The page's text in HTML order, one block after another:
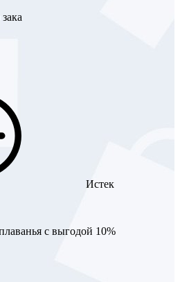
Истек
с выгодой 10%